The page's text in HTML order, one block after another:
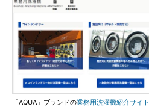
「AQUA」ブランドの業務用洗濯機紹介サイト